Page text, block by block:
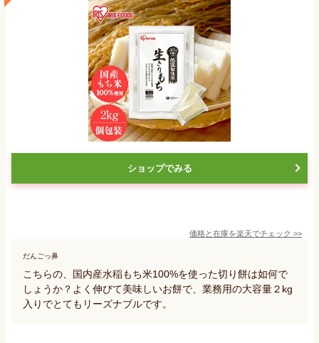
ショップでみる
価格と在庫を楽天でチェック >>
だんごっ鼻
こちらの、国内産水稲もち米100%を使った切り餅は如何で
しょうか？よく伸びて美味しいお餅で、業務用の大容量２kg
入りでとてもリーズナブルです。